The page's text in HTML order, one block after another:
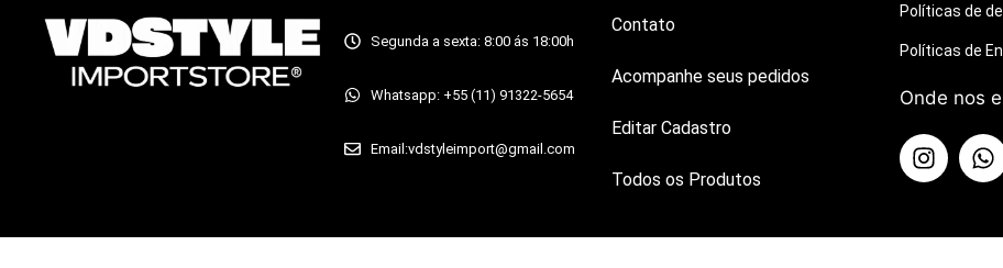
Segunda a sexta: 8:00 ás 18:00h
Whatsapp: +55 (11) 91322-5654
Email:vdstyleimport@gmail.com
Contato
Acompanhe seus pedidos​
Editar Cadastro​
Todos os Produtos​
Políticas de
Políticas de
Onde nos